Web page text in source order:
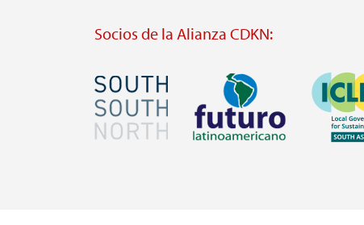
Socios de la Alianza CDKN:
Imagen Imagen Imagen